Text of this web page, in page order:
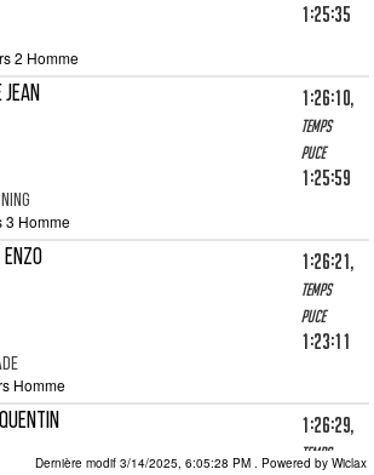
1:25:35
2 Homme
JEAN 1:26:10,
Temps
puce
1:25:59
3 Homme
ENZO 1:26:21,
Temps
puce
1:23:11
Homme
1:26:29,
Temps
Dernière modif 3/14/2025, 6:05:28 PM . Powered by Wiclax